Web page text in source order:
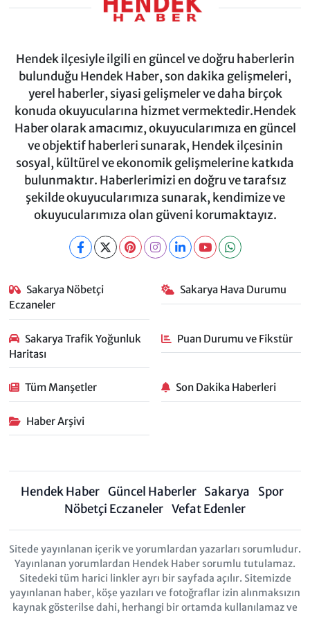
Hendek ilçesiyle ilgili en güncel ve doğru haberlerin
bulunduğu Hendek Haber, son dakika gelişmeleri,
yerel haberler, siyasi gelişmeler ve daha birçok
konuda okuyucularına hizmet vermektedir.Hendek
Haber olarak amacımız, okuyucularımıza en güncel
ve objektif haberleri sunarak, Hendek ilçesinin
sosyal, kültürel ve ekonomik gelişmelerine katkıda
bulunmaktır. Haberlerimizi en doğru ve tarafsız
şekilde okuyucularımıza sunarak, kendimize ve
okuyucularımıza olan güveni korumaktayız.
Sakarya Nöbetçi
Eczaneler
Sakarya Hava Durumu
Sakarya Trafik Yoğunluk
Haritası
Puan Durumu ve Fikstür
Tüm Manşetler Son Dakika Haberleri
Haber Arşivi
Hendek Haber Güncel Haberler Sakarya
Spor
Nöbetçi Eczaneler Vefat Edenler
Sitede yayınlanan içerik ve yorumlardan yazarları sorumludur.
Yayınlanan yorumlardan Hendek Haber sorumlu tutulamaz.
Sitedeki tüm harici linkler ayrı bir sayfada açılır. Sitemizde
yayınlanan haber, köşe yazıları ve fotoğraflar izin alınmaksızın
kaynak gösterilse dahi, herhangi bir ortamda kullanılamaz ve